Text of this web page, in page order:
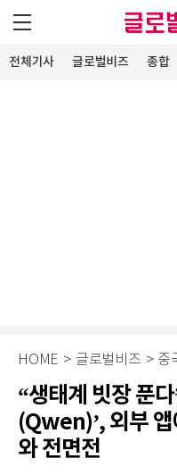
전체기사 글로벌비즈 종합
HOME > 글로벌비즈 > 중
“생태계 빗장 푼
(Qwen)’, 외부
와 전면전